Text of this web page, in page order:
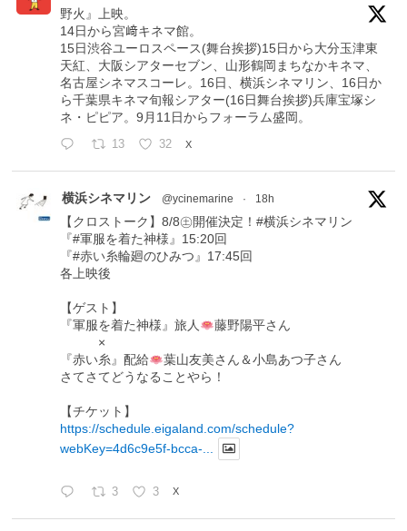
野火』上映。
14日から宮﨑キネマ館。
15日渋谷ユーロスペース(舞台挨拶)15日から大分玉津東
天紅、大阪シアターセブン、山形鶴岡まちなかキネマ、
名古屋シネマスコーレ。16日、横浜シネマリン、16日か
ら千葉県キネマ旬報シアター(16日舞台挨拶)兵庫宝塚シ
ネ・ピピア。9月11日からフォーラム盛岡。
13 32 X
横浜シネマリン @ycinemarine · 18h
【クロストーク】8/8㊏開催決定！#横浜シネマリン
『#軍服を着た神様』15:20回
『#赤い糸輪廻のひみつ』17:45回
各上映後
【ゲスト】
『軍服を着た神様』旅人
藤野陽平さん
×
『赤い糸』配給
葉山友美さん＆小島あつ子さん
さてさてどうなることやら！
【チケット】
https://schedule.eigaland.com/schedule?
webKey=4d6c9e5f-bcca-...
3 3 X